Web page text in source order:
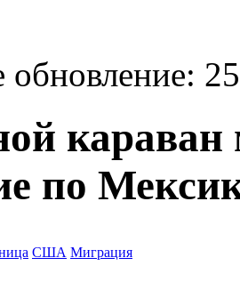
обновление:
караван
по
США Миграция